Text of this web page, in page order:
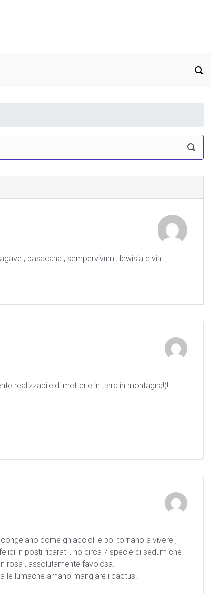
, pasacana , sempervivum , lewisia e via
realizzabile di metterle in terra in montagna!)!
come ghiaccioli e poi tornano a vivere ,
in posti riparati , ho circa 7 specie di sedum che
rosa , assolutamente favolosa.
le lumache amano mangiare i cactus.